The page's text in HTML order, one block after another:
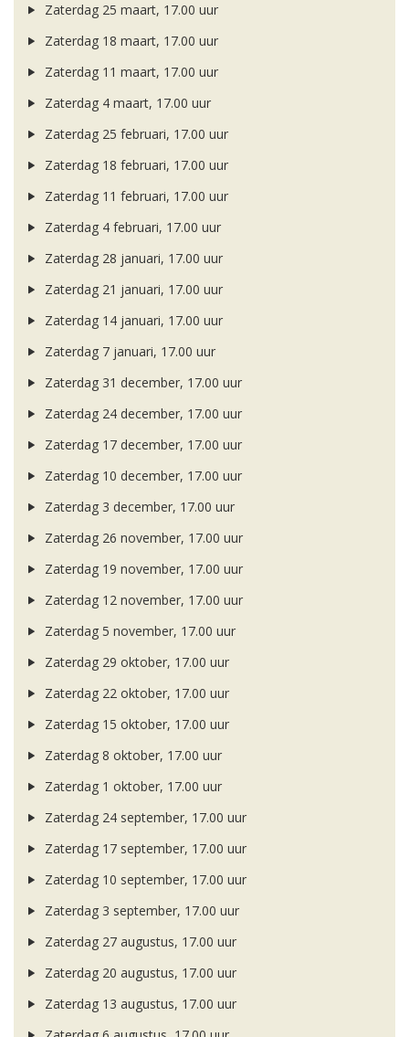
Zaterdag 25 maart, 17.00 uur
Zaterdag 18 maart, 17.00 uur
Zaterdag 11 maart, 17.00 uur
Zaterdag 4 maart, 17.00 uur
Zaterdag 25 februari, 17.00 uur
Zaterdag 18 februari, 17.00 uur
Zaterdag 11 februari, 17.00 uur
Zaterdag 4 februari, 17.00 uur
Zaterdag 28 januari, 17.00 uur
Zaterdag 21 januari, 17.00 uur
Zaterdag 14 januari, 17.00 uur
Zaterdag 7 januari, 17.00 uur
Zaterdag 31 december, 17.00 uur
Zaterdag 24 december, 17.00 uur
Zaterdag 17 december, 17.00 uur
Zaterdag 10 december, 17.00 uur
Zaterdag 3 december, 17.00 uur
Zaterdag 26 november, 17.00 uur
Zaterdag 19 november, 17.00 uur
Zaterdag 12 november, 17.00 uur
Zaterdag 5 november, 17.00 uur
Zaterdag 29 oktober, 17.00 uur
Zaterdag 22 oktober, 17.00 uur
Zaterdag 15 oktober, 17.00 uur
Zaterdag 8 oktober, 17.00 uur
Zaterdag 1 oktober, 17.00 uur
Zaterdag 24 september, 17.00 uur
Zaterdag 17 september, 17.00 uur
Zaterdag 10 september, 17.00 uur
Zaterdag 3 september, 17.00 uur
Zaterdag 27 augustus, 17.00 uur
Zaterdag 20 augustus, 17.00 uur
Zaterdag 13 augustus, 17.00 uur